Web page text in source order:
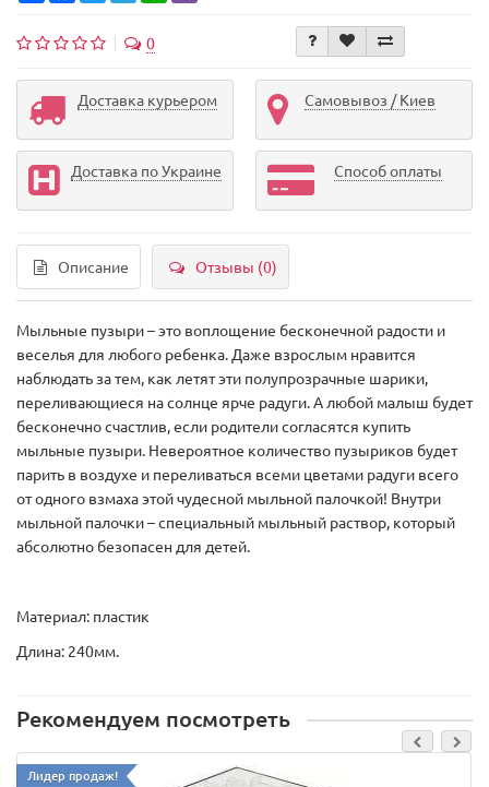
0
Доставка курьером Самовывоз / Киев
Доставка по Украине Способ оплаты
Описание Отзывы (0)
Мыльные пузыри – это воплощение бесконечной радости и
веселья для любого ребенка. Даже взрослым нравится
наблюдать за тем, как летят эти полупрозрачные шарики,
переливающиеся на солнце ярче радуги. А любой малыш будет
бесконечно счастлив, если родители согласятся купить
мыльные пузыри. Невероятное количество пузыриков будет
парить в воздухе и переливаться всеми цветами радуги всего
от одного взмаха этой чудесной мыльной палочкой! Внутри
мыльной палочки – специальный мыльный раствор, который
абсолютно безопасен для детей.
Материал: пластик
Длина: 240мм.
Рекомендуем посмотреть
Лидер продаж!